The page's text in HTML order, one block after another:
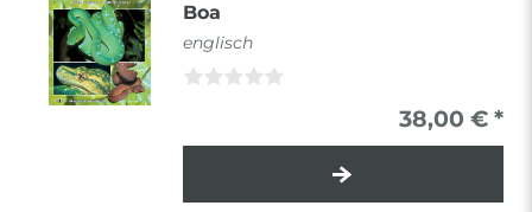
Boa
englisch
38,00 € *